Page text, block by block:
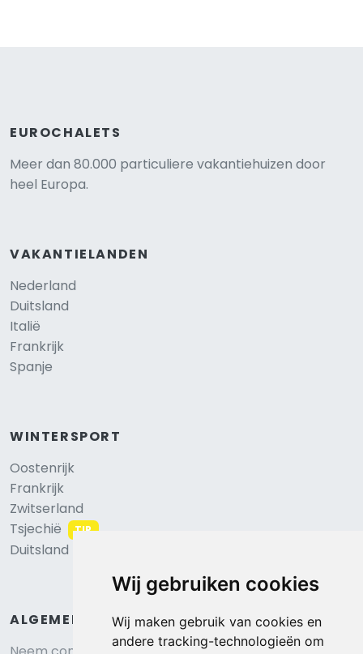
Wij gebruiken cookies
Wij maken gebruik van cookies en
andere tracking-technologieën om
EUROCHALETS
Meer dan 80.000 particuliere vakantiehuizen door
heel Europa.
VAKANTIELANDEN
Nederland
Duitsland
Italië
Frankrijk
Spanje
WINTERSPORT
Oostenrijk
Frankrijk
Zwitserland
Tsjechië
TIP
Duitsland
ALGEMEEN